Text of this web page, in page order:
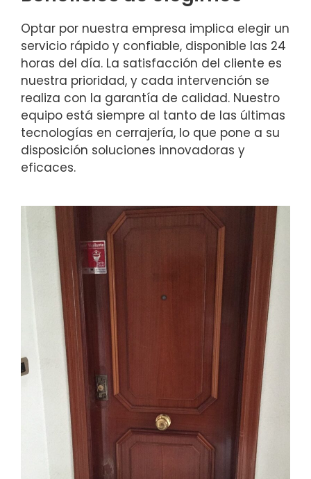
Optar por nuestra empresa implica elegir un
servicio rápido y confiable, disponible las 24
horas del día. La satisfacción del cliente es
nuestra prioridad, y cada intervención se
realiza con la garantía de calidad. Nuestro
equipo está siempre al tanto de las últimas
tecnologías en cerrajería, lo que pone a su
disposición soluciones innovadoras y
eficaces.